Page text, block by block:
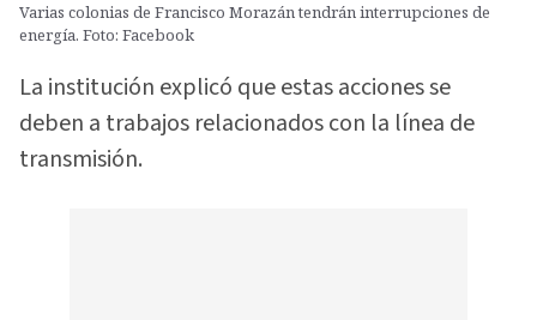
Varias colonias de Francisco Morazán tendrán interrupciones de
energía. Foto: Facebook
La institución explicó que estas acciones se
deben a trabajos relacionados con la línea de
transmisión.